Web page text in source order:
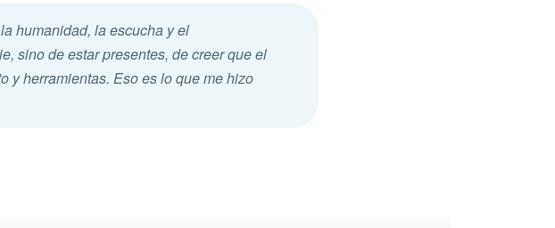
humanidad, la escucha y el
sino de estar presentes, de creer que el
y herramientas. Eso es lo que me hizo